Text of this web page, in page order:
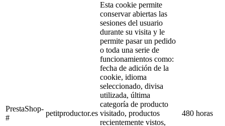
PrestaShop-
#
petitproductor.es
Esta cookie permite
conservar abiertas las
sesiones del usuario
durante su visita y le
permite pasar un pedido
o toda una serie de
funcionamientos como:
fecha de adición de la
cookie, idioma
seleccionado, divisa
utilizada, última
categoría de producto
visitado, productos
recientemente vistos,
480 horas